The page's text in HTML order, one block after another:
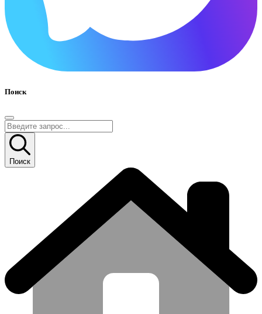
Поиск
Поиск